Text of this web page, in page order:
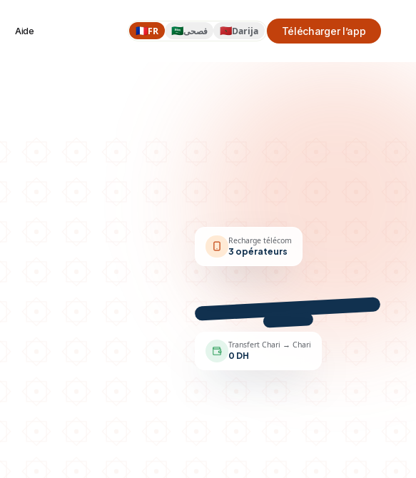
Aide 🇫🇷FR 🇸🇦فصحى 🇲🇦Darija Télécharger l’app
Transfert Chari → Chari
0 DH
Recharge télécom
3 opérateurs